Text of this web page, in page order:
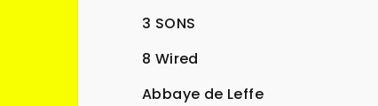
3 SONS
8 Wired
Abbaye de Leffe